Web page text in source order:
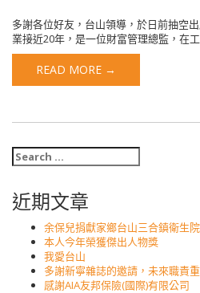
多謝各位好友，台山領導，於日前抽空
業接近20年，是一位財富管理總監，在
READ MORE →
近期文章
余保兒捐獻家鄉台山三合鎮衛生
本人今年榮獲傑出人物獎
我愛台山
多謝新寧雜誌的邀請，未來職責重
感謝AIA友邦保險(國際)有限公司